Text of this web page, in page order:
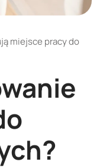
miejsce pracy do